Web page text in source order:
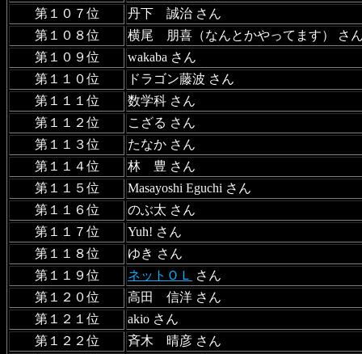
第１０７位
丹下 誠治 さん
第１０８位
横尾 朋喜（なんとかやってます） さ
第１０９位
wakaba さん
第１１０位
ドラゴン藤波 さん
第１１１位
数学科 さん
第１１２位
こざる さん
第１１３位
たなか さん
第１１４位
林 豊 さん
第１１５位
Masayoshi Eguchi さん
第１１６位
のぶ太 さん
第１１７位
Yuh! さん
第１１８位
ゆき さん
第１１９位
ネットＯＬ
さん
第１２０位
高田 信洋 さん
第１２１位
akio さん
第１２２位
斉木 晴彦 さん